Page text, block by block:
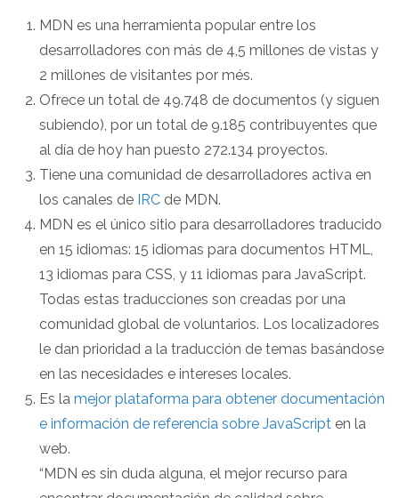
MDN es una herramienta popular entre los
desarrolladores con más de 4,5 millones de vistas y
2 millones de visitantes por més.
Ofrece un total de 49.748 de documentos (y siguen
subiendo), por un total de 9.185 contribuyentes que
al día de hoy han puesto 272.134 proyectos.
Tiene una comunidad de desarrolladores activa en
los canales de IRC de MDN.
MDN es el único sitio para desarrolladores traducido
en 15 idiomas: 15 idiomas para documentos HTML,
13 idiomas para CSS, y 11 idiomas para JavaScript.
Todas estas traducciones son creadas por una
comunidad global de voluntarios. Los localizadores
le dan prioridad a la traducción de temas basándose ​​
en las necesidades e intereses locales.
Es la mejor plataforma para obtener documentación
e información de referencia sobre JavaScript en la
web.
“MDN es sin duda alguna, el mejor recurso para